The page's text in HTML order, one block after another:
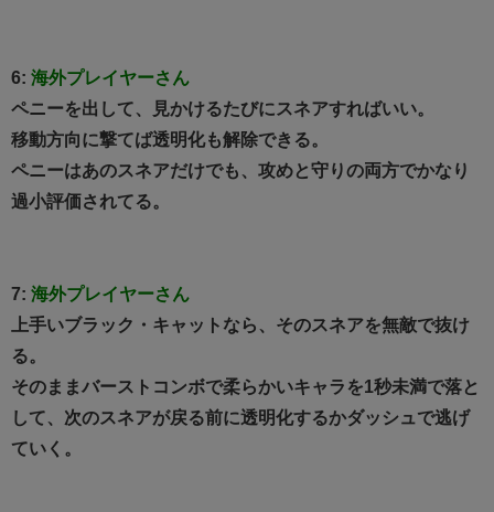
6: 海外プレイヤーさん
ペニーを出して、見かけるたびにスネアすればいい。
移動方向に撃てば透明化も解除できる。
ペニーはあのスネアだけでも、攻めと守りの両方でかなり
過小評価されてる。
7: 海外プレイヤーさん
上手いブラック・キャットなら、そのスネアを無敵で抜け
る。
そのままバーストコンボで柔らかいキャラを1秒未満で落と
して、次のスネアが戻る前に透明化するかダッシュで逃げ
ていく。